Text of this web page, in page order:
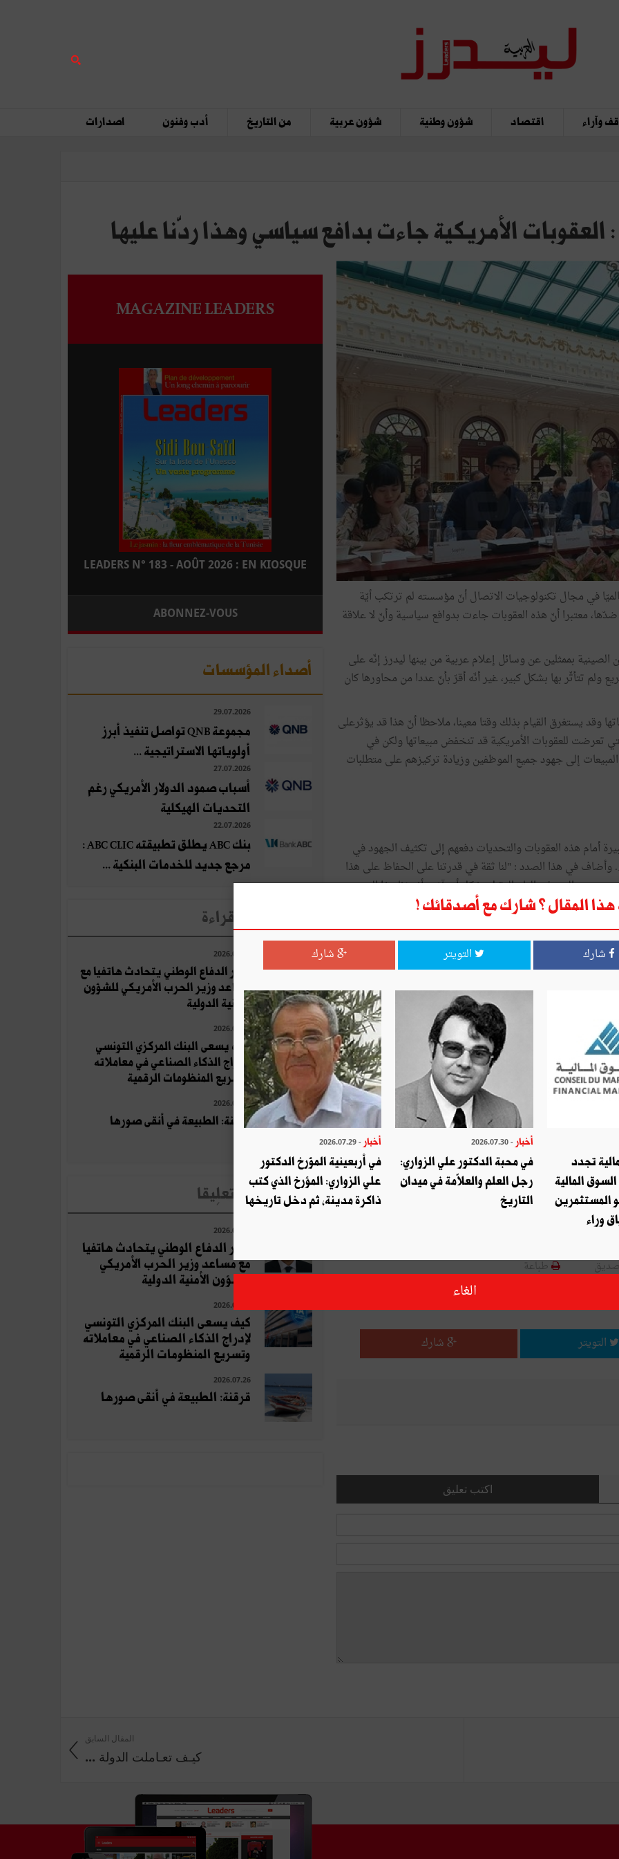
وآراء اقتصاد شؤون وطنية شؤون عربية من التاريخ أدب وفنون اصدارات
الأمريكية جاءت بدافع سياسي وهذا ردّنا عليها
في مجال تكنولوجيات الاتصال أنّ مؤسسته لم ترتكب أيّة
معتبرا أنّ هذه العقوبات جاءت بدوافع سياسية وأنّ لا علاقة
الأحد 20 أكتوبر 2019 بمدينة شنزن الصينية بممثلين عن وسائل إعلام عربية من بينها ليدرز إنّه على
تتأثّر بها بشكل كبير، غير أنّه أقرّ بأنّ عددا من محاورها كان
يستغرق القيام بذلك وقتا معينا، ملاحظا أنّ هذا قد يؤثرعلى
تعرضت للعقوبات الأمريكية قد تنخفض مبيعاتها ولكن في
إلى جهود جميع الموظفين وزيادة تركيزهم على متطلبات
هذه العقوبات والتحديات دفعهم إلى تكثيف الجهود في
وأضاف في هذا الصدد : "لنا ثقة في قدرتنا على الحفاظ على هذا
من النمو في العام المقبل بشكل أو بآخر. أنجزنا هذا النمو
سيزداد بشكل أكبر بعد إكمال تجديد منتجاتنا... هذه
وتحقيق مزيد من الإنجازات. نعم، قد تأثّرت أعمالنا فيالأسواق
سننتظر بصبر، ونتابع باهتمام مسيرة البحث والتطوير
الدول لضمان أمنها المعلوماتي، موضّحا أنّ الشركة وقّعت مع
يسمّى بـ"الأبواب الخلفية، معبّر عن استعداد الشركة لإمضاء
البيانات على الإنترنت من خلال أبواب خلفية مزروعة من قبل
: سنبني طريق الحرير الجديد باستخدام تقنية الجيل الخامس
طباعة
؟ شارك مع أصدقائك !
التويتر شارك
اكتب تعليق
MAGAZINE LEADERS
LEADERS N° 183 - AOÛT 2026 : EN KIOSQUE
ABONNEZ-VOUS
أصداء المؤسسات
29.07.2026
مجموعة QNB تواصل تنفيذ أبرز
أولوياتها الاستراتيجية ...
27.07.2026
أسباب صمود الدولار الأمريكي رغم
التحديات الهيكلية
22.07.2026
بنك ABC يطلق تطبيقته ABC CLIC :
مرجع جديد للخدمات البنكية ...
الأخبار الأكثر قراءة
2026.07.25
وزير الدفاع الوطني يتحادث هاتفيا مع
مساعد وزير الحرب الأمريكي للشؤون
الأمنية الدولية
2026.07.11
كيف يسعى البنك المركزي التونسي
لإدراج الذكاء الصناعي في معاملاته
وتسريع المنظومات الرقمية
2026.07.26
قرقنة: الطبيعة في أنقى صورها
الأخبار الأكثر تعلِيقا
2026.07.25
وزير الدفاع الوطني يتحادث هاتفيا
مع مساعد وزير الحرب الأمريكي
للشؤون الأمنية الدولية
2026.07.11
كيف يسعى البنك المركزي التونسي
لإدراج الذكاء الصناعي في معاملاته
وتسريع المنظومات الرقمية
2026.07.26
قرقنة: الطبيعة في أنقى صورها
المقال السابق
كيـف تعـاملت الدولة ...
المقال ؟ شارك مع أصدقائك !
شارك التويتر شارك
تجدد
المالية
المستثمرين
وراء
أخبار - 2026.07.30
في محبة الدكتور علي الزواري:
رجل العلم والعلاّمة في ميدان
التاريخ
أخبار - 2026.07.29
في أربعينية المؤرخ الدكتور
علي الزواري: المؤرخ الذي كتب
ذاكرة مدينة، ثم دخل تاريخها
الغاء